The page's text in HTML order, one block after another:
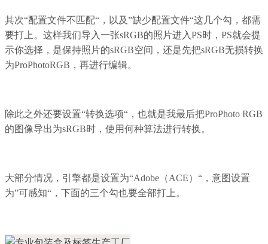
其次“配置文件不匹配“，以及”缺少配置文件“这几个勾，都需
要打上。这样我们导入一张sRGB的照片进入PS时，PS就会提
示你选择，是保持照片的sRGB空间，还是先把sRGB无损转换
为ProPhotoRGB，再进行编辑。
除此之外还要设置“转换选项“，也就是我最后把ProPhoto RGB
的图像导出为sRGB时，使用何种算法进行转换。
大部分情况，引擎都是设置为“Adobe（ACE）“，意图设置
为”可感知“，下面的三个勾也要全部打上。